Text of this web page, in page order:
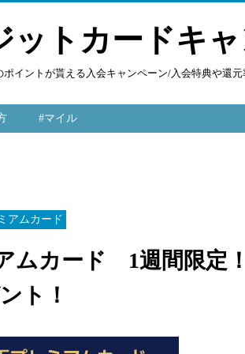
ットカードキ
イントが貰える入会キャンペーン/入会特典や還
#マイル
アムカード
ムカード 1週間限定
ト！